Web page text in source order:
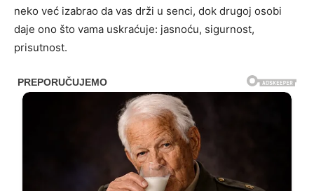
neko već izabrao da vas drži u senci, dok drugoj osobi
daje ono što vama uskraćuje: jasnoću, sigurnost,
prisutnost.